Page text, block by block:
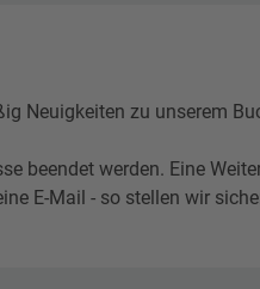
Neuigkeiten zu unserem
beendet werden. Eine
E-Mail - so stellen wir